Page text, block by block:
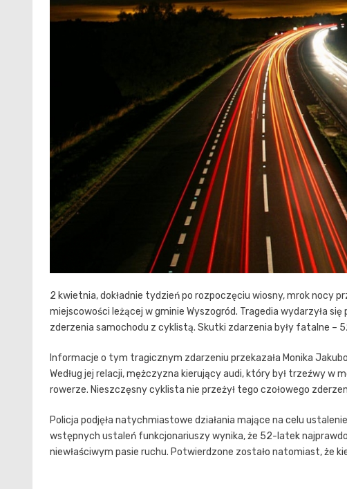
2 kwietnia, dokładnie tydzień po rozpoczęciu wiosny, mrok nocy
miejscowości leżącej w gminie Wyszogród. Tragedia wydarzyła
zderzenia samochodu z cyklistą. Skutki zdarzenia były fatalne –
Informacje o tym tragicznym zdarzeniu przekazała Monika
Według jej relacji, mężczyzna kierujący audi, który był trzeźwy w
rowerze. Nieszczęsny cyklista nie przeżył tego czołowego
Policja podjęła natychmiastowe działania mające na celu
wstępnych ustaleń funkcjonariuszy wynika, że 52-latek
niewłaściwym pasie ruchu. Potwierdzone zostało natomiast, że